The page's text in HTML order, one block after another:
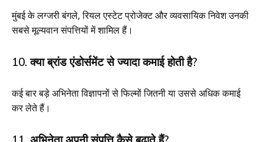
मुंबई के लग्जरी बंगले, रियल एस्टेट प्रोजेक्ट और व्यवसायिक निवेश उनकी
सबसे मूल्यवान संपत्तियों में शामिल हैं।
10. क्या ब्रांड एंडोर्समेंट से ज्यादा कमाई होती है?
कई बार बड़े अभिनेता विज्ञापनों से फिल्मों जितनी या उससे अधिक कमाई
कर लेते हैं।